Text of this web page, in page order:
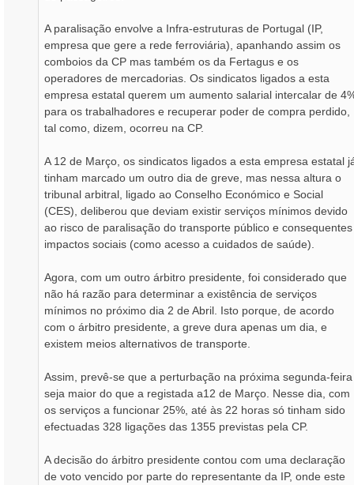
A paralisação envolve a Infra-estruturas de Portugal (IP,
empresa que gere a rede ferroviária), apanhando assim os
comboios da CP mas também os da Fertagus e os
operadores de mercadorias. Os sindicatos ligados a esta
empresa estatal querem um aumento salarial intercalar de
para os trabalhadores e recuperar poder de compra perdido,
tal como, dizem, ocorreu na CP.
A 12 de Março, os sindicatos ligados a esta empresa estatal
tinham marcado um outro dia de greve, mas nessa altura o
tribunal arbitral, ligado ao Conselho Económico e Social
(CES), deliberou que deviam existir serviços mínimos devido
ao risco de paralisação do transporte público e consequentes
impactos sociais (como acesso a cuidados de saúde).
Agora, com um outro árbitro presidente, foi considerado que
não há razão para determinar a existência de serviços
mínimos no próximo dia 2 de Abril. Isto porque, de acordo
com o árbitro presidente, a greve dura apenas um dia, e
existem meios alternativos de transporte.
Assim, prevê-se que a perturbação na próxima segunda-feira
seja maior do que a registada a12 de Março. Nesse dia, com
os serviços a funcionar 25%, até às 22 horas só tinham sido
efectuadas 328 ligações das 1355 previstas pela CP.
A decisão do árbitro presidente contou com uma declaração
de voto vencido por parte do representante da IP, onde este